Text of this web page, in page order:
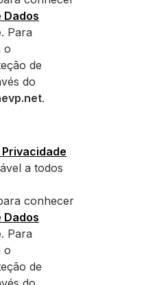
Dados
Para
o
de
do
.
a todos
conhecer
Dados
Para
o
de